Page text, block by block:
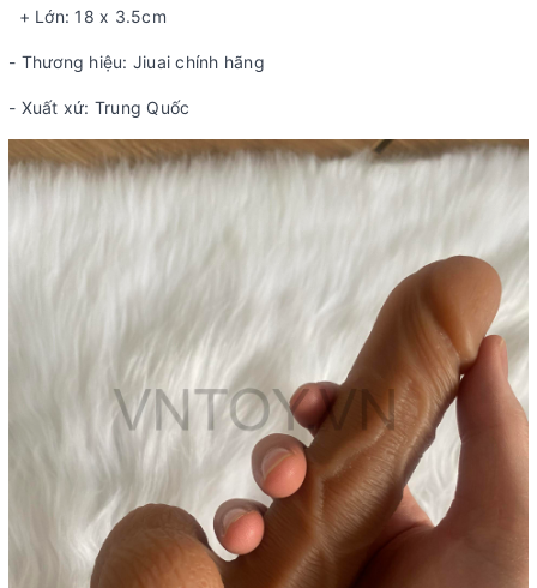
+ Lớn: 18 x 3.5cm
- Thương hiệu: Jiuai chính hãng
- Xuất xứ: Trung Quốc